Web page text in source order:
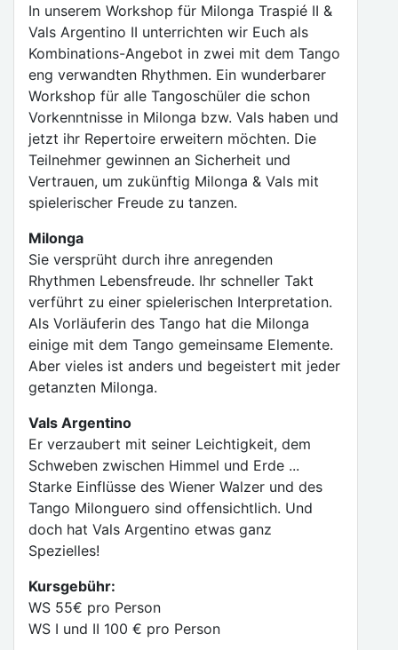
In unserem Workshop für Milonga Traspié II &
Vals Argentino II unterrichten wir Euch als
Kombinations-Angebot in zwei mit dem Tango
eng verwandten Rhythmen. Ein wunderbarer
Workshop für alle Tangoschüler die schon
Vorkenntnisse in Milonga bzw. Vals haben und
jetzt ihr Repertoire erweitern möchten. Die
Teilnehmer gewinnen an Sicherheit und
Vertrauen, um zukünftig Milonga & Vals mit
spielerischer Freude zu tanzen.
Milonga
Sie versprüht durch ihre anregenden
Rhythmen Lebensfreude. Ihr schneller Takt
verführt zu einer spielerischen Interpretation.
Als Vorläuferin des Tango hat die Milonga
einige mit dem Tango gemeinsame Elemente.
Aber vieles ist anders und begeistert mit jeder
getanzten Milonga.
Vals Argentino
Er verzaubert mit seiner Leichtigkeit, dem
Schweben zwischen Himmel und Erde ...
Starke Einflüsse des Wiener Walzer und des
Tango Milonguero sind offensichtlich. Und
doch hat Vals Argentino etwas ganz
Spezielles!
Kursgebühr:
WS 55€ pro Person
WS I und II 100 € pro Person